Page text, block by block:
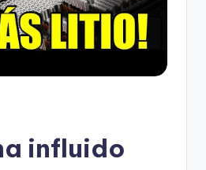
influido